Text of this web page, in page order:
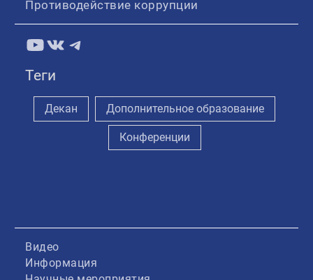
Противодействие коррупции
YouTube
ВКонтакте
Telegram
Теги
Декан Дополнительное образование
Конференции
Видео
Информация